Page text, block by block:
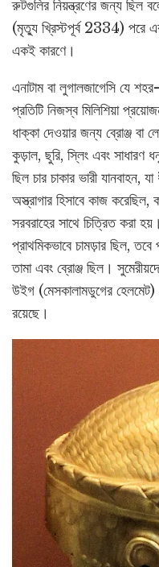
রুটগুলির নিয়ন্ত্রণের জন্য ছিল
(মৃত্যু খ্রিস্টপূর্ব 2334) পরে
একই কারণে।
এনাটাম বা লুগালজাগেসি যে
প্রতিটি নিজস্ব মিলিশিয়া
ধাক্কা দেওয়ার জন্য ব্রোঞ্জ বা
কুড়াল, ছুরি, স্লিং এবং সাধারণ
ছিল চার চাকার ভারী যানবাহন,
অস্ত্রাগার হিসাবে কাজ করেছিল,
সরবরাহের সাথে চিত্রিত করা
প্রাথমিকভাবে চামড়ার ছিল, তবে
তামা এবং ব্রোঞ্জ ছিল।
উইগ (মেসকালামডুগের
রয়েছে।